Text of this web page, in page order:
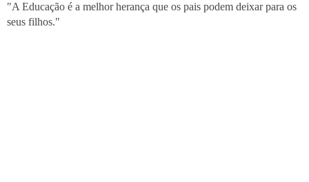
"A Educação é a melhor herança que os pais podem deixar para os
seus filhos."